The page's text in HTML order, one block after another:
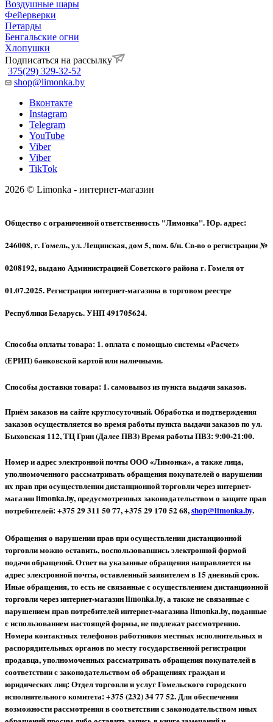
Воздушные шары
Фейерверки
Петарды
Бенгальские огни
Хлопушки
Подписаться на рассылку
375(29) 329-32-52
shop@limonka.by
Вконтакте
Instagram
Telegram
YouTube
Viber
Viber
TikTok
2026 © Limonka - интернет-магазин
Общество с ограниченной ответственность "Лимонка". Юр. адрес:
246008, г. Гомель, ул. Лещинская, дом 5, пом. б/н. Св-во о регистрации №
0208192, выдано Администрацией Советского района г. Гомеля от
01.07.2025. Регистрация интернет-магазина в торговом реестре
Республики Беларусь. УНП 491705624.
Способы оплаты товара: 1. оплата с помощью системы «Расчет»
(ЕРИП) банковской картой или наличными.
Способы доставки товара: 1. самовывоз из пункта выдачи заказов.
Приём заказов на сайте круглосуточный. Обработка и подтверждения
заказов осуществляется во время работы пункта выдачи заказов по ул.
Быховская 112, ТЦ Грин (Далее ПВЗ) Время работы ПВЗ: 9:00-21:00.
Номер и адрес электронной почты ООО «Лимонка», а также лица,
уполномоченного рассматривать обращения покупателей о нарушении
их прав при осуществлении дистанционной торговли через интернет-
магазин limonka.by, предусмотренных законодательством о защите прав
потребителей: +375 29 311 50 77, +375 29 170 52 68,shop@limonka.by.
Обращения о нарушении прав при осуществлении дистанционной
торговли можно оставить, воспользовавшись электронной формой
подачи обращений. Ответ на указанные обращения направляется на
адрес электронной почты, оставленный заявителем в 15 дневный срок.
Иные обращения, то есть не связанные с осуществлением дистанционной
торговли через интернет-магазин limonka.by, а также не связанные с
нарушением прав потребителей интернет-магазина limonka.by, поданные
с использованием настоящей формы, не подлежат рассмотрению.
Номера контактных телефонов работников местных исполнительных и
распорядительных органов по месту государственной регистрации
продавца, уполномоченных рассматривать обращения покупателей в
соответствии с законодательством об обращениях граждан и
юридических лиц: Отдел торговли и услуг Гомельского городского
исполнительного комитета: +375 (232) 34 77 52.Для обеспечения
возможности рассмотрения в соответствии с законодательством иных